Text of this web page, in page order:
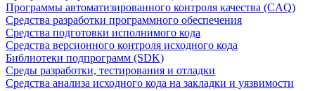
Программы автоматизированного контроля качества (CAQ)
Средства разработки программного обеспечения
Средства подготовки исполнимого кода
Средства версионного контроля исходного кода
Библиотеки подпрограмм (SDK)
Среды разработки, тестирования и отладки
Средства анализа исходного кода на закладки и уязвимости